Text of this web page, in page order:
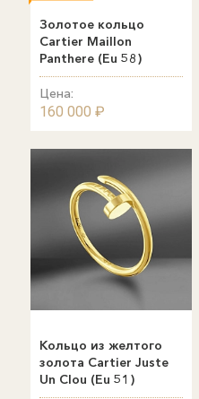
Золотое кольцо
Cartier Maillon
Panthere (Eu 58)
Цена:
160 000 ₽
Кольцо из желтого
золота Cartier Juste
Un Clou (Eu 51)